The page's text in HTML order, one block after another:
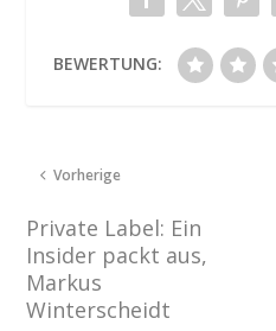
BEWERTUNG:
Vorherige
Private Label: Ein
Insider packt aus,
Markus
Winterscheidt